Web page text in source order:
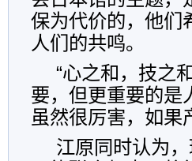
保为代价的，他们
人们的共鸣。
“心之和，技之
要，但更重要的是
虽然很厉害，如果
江原同时认为